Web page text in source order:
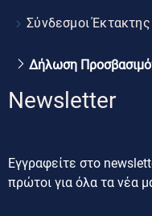
Σύνδεσμοι
Δήλωση
Newsletter
Εγγραφείτε στο
πρώτοι για όλα τα νέα